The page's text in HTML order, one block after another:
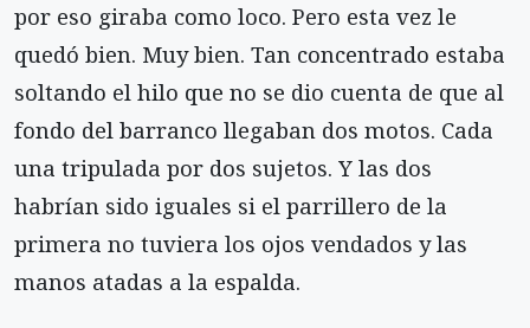
por eso giraba como loco. Pero esta vez le
quedó bien. Muy bien. Tan concentrado estaba
soltando el hilo que no se dio cuenta de que al
fondo del barranco llegaban dos motos. Cada
una tripulada por dos sujetos. Y las dos
habrían sido iguales si el parrillero de la
primera no tuviera los ojos vendados y las
manos atadas a la espalda.